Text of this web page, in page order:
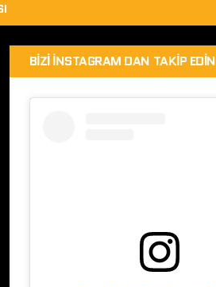
BIZI İNSTAGRAM DAN TAKIP EDIN